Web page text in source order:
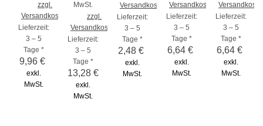
zzgl.
Versandkosten
Lieferzeit:
3 – 5
Tage *
9,96 €
exkl.
MwSt.
MwSt.
zzgl.
Versandkosten
Lieferzeit:
3 – 5
Tage *
13,28 €
exkl.
MwSt.
Versandkosten
Lieferzeit:
3 – 5
Tage *
2,48 €
exkl.
MwSt.
Versandkosten
Lieferzeit:
3 – 5
Tage *
6,64 €
exkl.
MwSt.
Lieferzeit:
3 – 5
Tage *
6,64 €
exkl.
MwSt.